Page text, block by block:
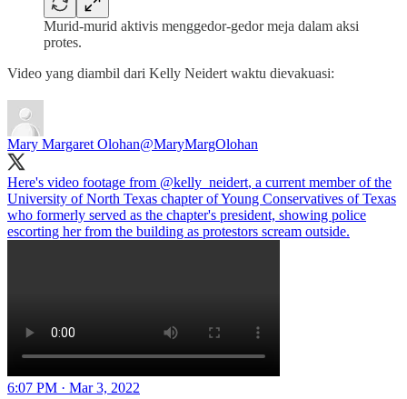
Murid-murid aktivis menggedor-gedor meja dalam aksi
protes.
Video yang diambil dari Kelly Neidert waktu dievakuasi:
Mary Margaret Olohan@MaryMargOlohan
Here's video footage from @kelly_neidert, a current member of the
University of North Texas chapter of Young Conservatives of Texas
who formerly served as the chapter's president, showing police
escorting her from the building as protestors scream outside.
6:07 PM · Mar 3, 2022